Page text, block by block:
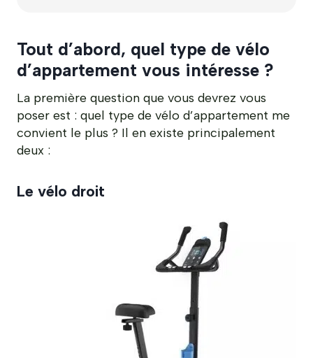
Tout d’abord, quel type de vélo
d’appartement vous intéresse ?
La première question que vous devrez vous
poser est : quel type de vélo d’appartement me
convient le plus ? Il en existe principalement
deux :
Le vélo droit